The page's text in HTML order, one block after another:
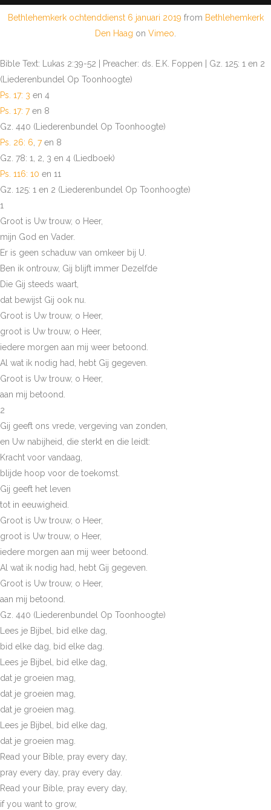
Bethlehemkerk ochtenddienst 6 januari 2019 from Bethlehemkerk
Den Haag on Vimeo
Bible Text: Lukas 2:39-52 | Preacher: ds. E.K. Foppen | Gz. 125: 1 en 2
(Liederenbundel Op Toonhoogte)
Ps. 17: 3 en 4
Ps. 17: 7en 8
Gz. 440 (Liederenbundel Op Toonhoogte)
Ps. 26: 6 7en 8
Gz. 78: 1, 2, 3 en 4 (Liedboek)
Ps. 116: 10 en 11
Gz. 125: 1 en 2 (Liederenbundel Op Toonhoogte)
1
Groot is Uw trouw, o Heer,
mijn God en Vader.
Er is geen schaduw van omkeer bij U.
Ben ik ontrouw, Gij blijft immer Dezelfde
Die Gij steeds waart,
dat bewijst Gij ook nu.
Groot is Uw trouw, o Heer,
groot is Uw trouw, o Heer,
iedere morgen aan mij weer betoond.
Al wat ik nodig had, hebt Gij gegeven.
Groot is Uw trouw, o Heer,
aan mij betoond.
2
Gij geeft ons vrede, vergeving van zonden,
en Uw nabijheid, die sterkt en die leidt:
Kracht voor vandaag,
blijde hoop voor de toekomst.
Gij geeft het leven
tot in eeuwigheid.
Groot is Uw trouw, o Heer,
groot is Uw trouw, o Heer,
iedere morgen aan mij weer betoond.
Al wat ik nodig had, hebt Gij gegeven.
Groot is Uw trouw, o Heer,
aan mij betoond.
Gz. 440 (Liederenbundel Op Toonhoogte)
Lees je Bijbel, bid elke dag,
bid elke dag, bid elke dag.
Lees je Bijbel, bid elke dag,
dat je groeien mag,
dat je groeien mag,
dat je groeien mag.
Lees je Bijbel, bid elke dag,
dat je groeien mag.
Read your Bible, pray every day,
pray every day, pray every day.
Read your Bible, pray every day,
if you want to grow,